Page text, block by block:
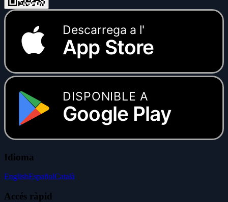
Descarrega a l'
App Store
DISPONIBLE A
Google Play
Idioma
EnglishEspañolCatalà
Accés ràpid